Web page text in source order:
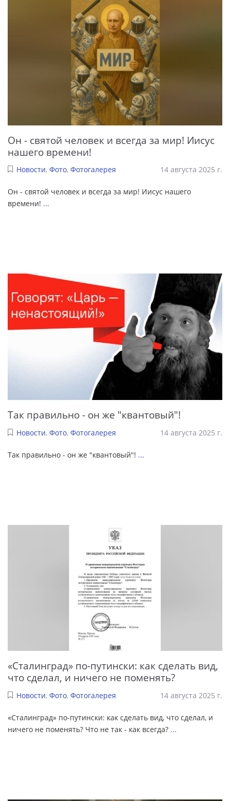
Он - святой человек и всегда за мир! Иисус
нашего времени!
Новости, Фото, Фотогалерея 14 августа 2025 г.
Он - святой человек и всегда за мир! Иисус нашего
времени! ...
Так правильно - он же "квантовый"!
Новости, Фото, Фотогалерея 14 августа 2025 г.
Так правильно - он же "квантовый"! ...
«Сталинград» по-путински: как сделать вид,
что сделал, и ничего не поменять?
Новости, Фото, Фотогалерея 14 августа 2025 г.
«Сталинград» по-путински: как сделать вид, что сделал, и
ничего не поменять? Что не так - как всегда? ...